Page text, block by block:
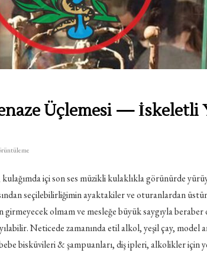
Üçlemesi — İskeletli
içi son ses müzikli kulaklıkla görünürde
seçilebilirliğimin ayaktakiler ve oturanlardan
girmeyecek olmam ve mesleğe büyük saygıyla
Neticede zamanında etil alkol, yeşil çay, model
bisküvileri & şampuanları, diş ipleri, alkolikler için